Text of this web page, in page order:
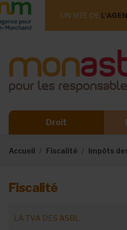
UN SITE DE
Droit
Accueil Fiscalité Impôts
Fiscalité
LA TVA DES ASBL